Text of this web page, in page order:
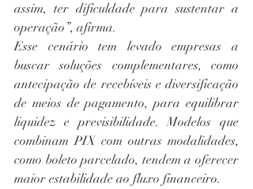
assim, ter dificuldade para sustentar a
operação”, afirma.
Esse cenário tem levado empresas a
buscar soluções complementares, como
antecipação de recebíveis e diversificação
de meios de pagamento, para equilibrar
liquidez e previsibilidade. Modelos que
combinam PIX com outras modalidades,
como boleto parcelado, tendem a oferecer
maior estabilidade ao fluxo financeiro.